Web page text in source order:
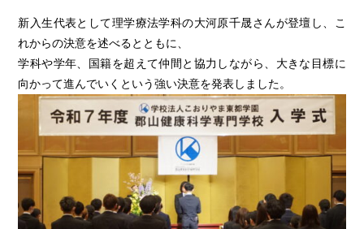
新入生代表として理学療法学科の大河原千晟さんが登壇し、こ
れからの決意を述べるとともに、
学科や学年、国籍を超えて仲間と協力しながら、大きな目標に
向かって進んでいくという強い決意を発表しました。